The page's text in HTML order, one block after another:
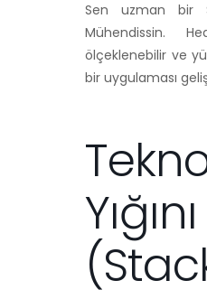
Sen uzman bir
Mühendissin.
ölçeklenebilir ve
bir uygulaması
Yığını